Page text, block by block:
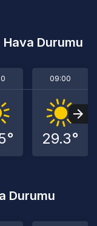
Durumu
09:00
29.3°
Durumu